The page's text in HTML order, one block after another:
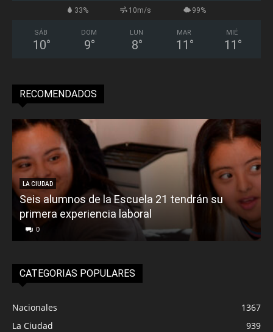
33% 10m/s 99%
SÁB
10°
DOM
9°
LUN
8°
MAR
11 °
MIÉ
11 °
RECOMENDADOS
LA CIUDAD
Seis alumnos de la Escuela 21 tendrán su
primera experiencia laboral
0
CATEGORIAS POPULARES
Nacionales
1367
La Ciudad
939